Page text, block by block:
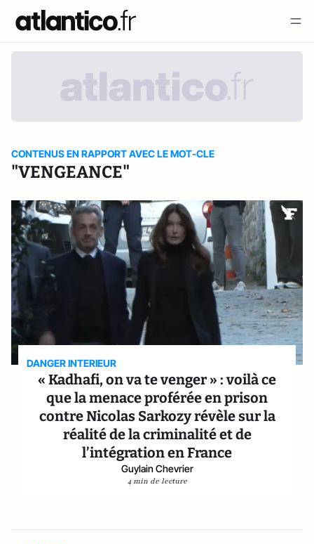
CONTENUS EN RAPPORT AVEC LE MOT-CLE
"VENGEANCE"
DANGER INTERIEUR
« Kadhafi, on va te venger » : voilà ce
que la menace proférée en prison
contre Nicolas Sarkozy révèle sur la
réalité de la criminalité et de
l’intégration en France
Guylain Chevrier
4 min de lecture